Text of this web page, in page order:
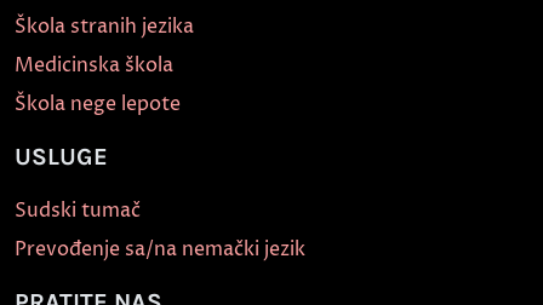
Škola stranih jezika
Medicinska škola
Škola nege lepote
USLUGE
Sudski tumač
Prevođenje sa/na nemački jezik